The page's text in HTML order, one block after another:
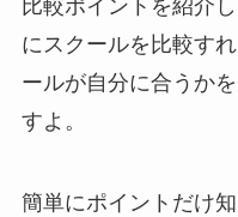
比較ポイントを紹介
にスクールを比較す
ールが自分に合うか
すよ。
簡単にポイントだけ